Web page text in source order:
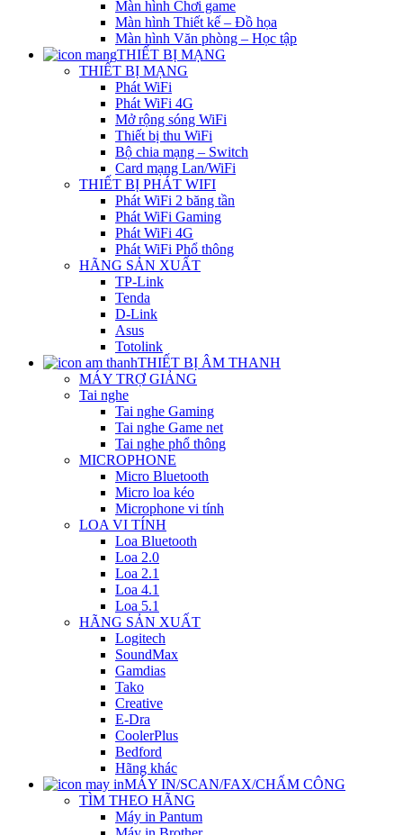
Màn hình Chơi game
Màn hình Thiết kế – Đồ họa
Màn hình Văn phòng – Học tập
THIẾT BỊ MẠNG
THIẾT BỊ MẠNG
Phát WiFi
Phát WiFi 4G
Mở rộng sóng WiFi
Thiết bị thu WiFi
Bộ chia mạng – Switch
Card mạng Lan/WiFi
THIẾT BỊ PHÁT WIFI
Phát WiFi 2 băng tần
Phát WiFi Gaming
Phát WiFi 4G
Phát WiFi Phổ thông
HÃNG SẢN XUẤT
TP-Link
Tenda
D-Link
Asus
Totolink
THIẾT BỊ ÂM THANH
MÁY TRỢ GIẢNG
Tai nghe
Tai nghe Gaming
Tai nghe Game net
Tai nghe phổ thông
MICROPHONE
Micro Bluetooth
Micro loa kéo
Microphone vi tính
LOA VI TÍNH
Loa Bluetooth
Loa 2.0
Loa 2.1
Loa 4.1
Loa 5.1
HÃNG SẢN XUẤT
Logitech
SoundMax
Gamdias
Tako
Creative
E-Dra
CoolerPlus
Bedford
Hãng khác
MÁY IN/SCAN/FAX/CHẤM CÔNG
TÌM THEO HÃNG
Máy in Pantum